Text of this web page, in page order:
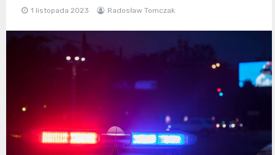
1 listopada 2023 Radosław Tomczak